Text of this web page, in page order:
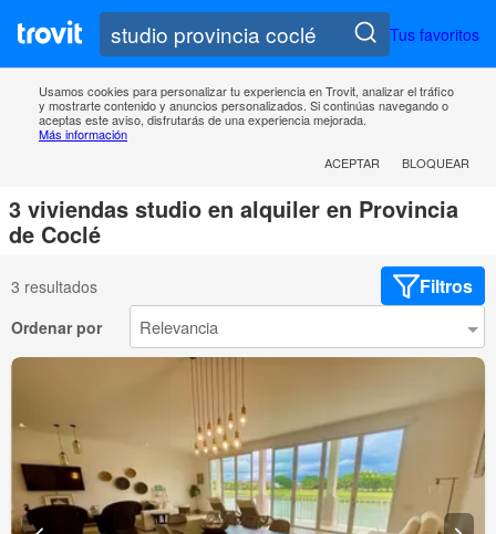
Tus favoritos
Usamos cookies para personalizar tu experiencia en Trovit, analizar el tráfico
y mostrarte contenido y anuncios personalizados. Si continúas navegando o
aceptas este aviso, disfrutarás de una experiencia mejorada.
Más información
ACEPTAR
BLOQUEAR
3 viviendas studio en alquiler en Provincia
de Coclé
3 resultados Filtros
Ordenar por